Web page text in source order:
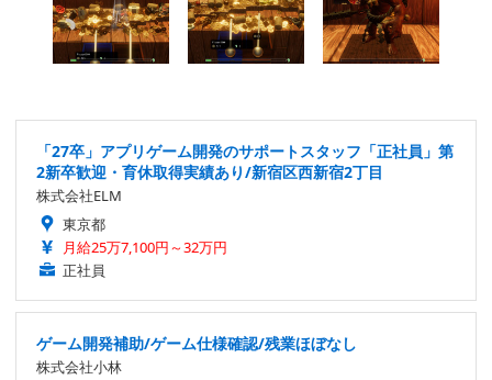
「27卒」アプリゲーム開発のサポートスタッフ「正社員」第
2新卒歓迎・育休取得実績あり/新宿区西新宿2丁目
株式会社ELM
東京都
月給25万7,100円～32万円
正社員
ゲーム開発補助/ゲーム仕様確認/残業ほぼなし
株式会社小林